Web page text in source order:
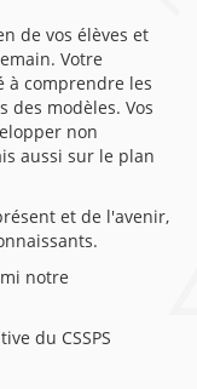
de vos élèves et
Votre
à comprendre les
des modèles. Vos
non
aussi sur le plan
et de l'avenir,
notre
du CSSPS